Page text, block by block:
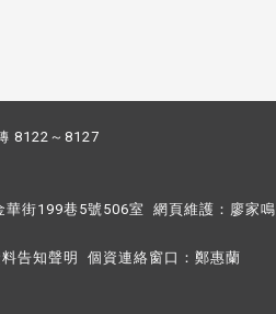
8122～8127
街199巷5號506室 網頁維護： 廖家鳴​
告知聲明 個資連絡窗口： 鄭惠蘭